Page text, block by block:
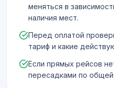
меняться в
наличия мест.
Перед оплатой
тариф и какие
Если прямых рейсов
пересадками по